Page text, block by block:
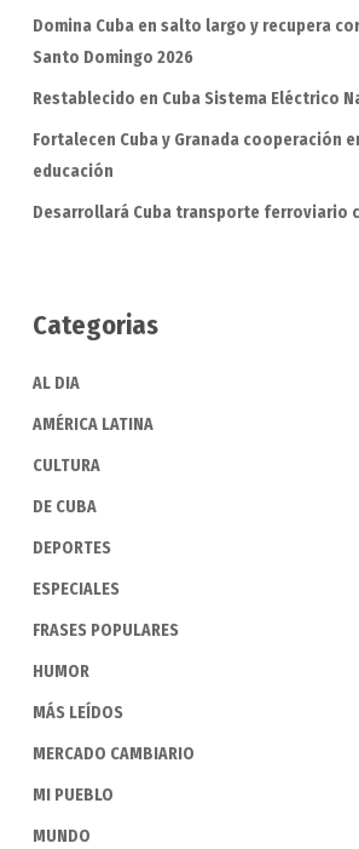
Domina Cuba en salto largo y recupera
Santo Domingo 2026
Restablecido en Cuba Sistema Eléctrico
Fortalecen Cuba y Granada cooperación
educación
Desarrollará Cuba transporte ferroviario
Categorias
AL DIA
AMÉRICA LATINA
CULTURA
DE CUBA
DEPORTES
ESPECIALES
FRASES POPULARES
HUMOR
MÁS LEÍDOS
MERCADO CAMBIARIO
MI PUEBLO
MUNDO